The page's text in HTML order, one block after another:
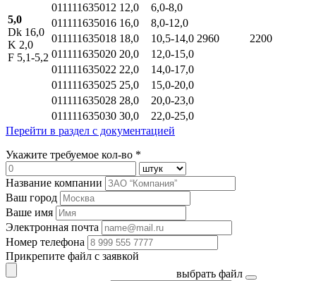
5,0
Dk 16,0
K 2,0
F 5,1-5,2
2960 2200
011111635012 12,0
6,0-8,0
011111635016 16,0
8,0-12,0
011111635018 18,0
10,5-14,0
011111635020 20,0
12,0-15,0
011111635022 22,0
14,0-17,0
011111635025 25,0
15,0-20,0
011111635028 28,0
20,0-23,0
011111635030 30,0
22,0-25,0
Перейти в раздел с документацией
Укажите требуемое кол-во *
Название компании
Ваш город
Ваше имя
Электронная почта
Номер телефона
Прикрепите файл с заявкой
выбрать файл